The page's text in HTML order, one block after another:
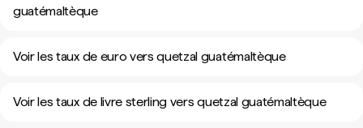
guatémaltèque
Voir les taux de euro vers quetzal guatémaltèque
Voir les taux de livre sterling vers quetzal guatémaltèque